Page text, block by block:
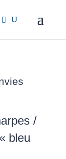
/
bleu